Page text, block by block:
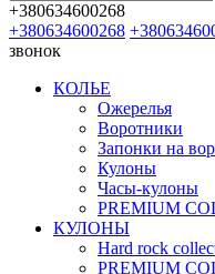
+380634600268
+380634600268
звонок
КОЛЬЕ
Ожерелья
Воротники
Запонки на
Кулоны
Часы-кулоны
PREMIUM
КУЛОНЫ
Hard rock
PREMIUM